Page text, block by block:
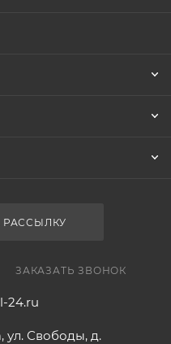
ЗАКАЗАТЬ ЗВОНОК
24.ru
ул. Свободы, д.